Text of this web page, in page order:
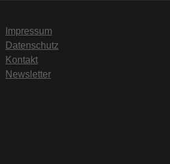
Impressum
Datenschutz
Kontakt
Newsletter